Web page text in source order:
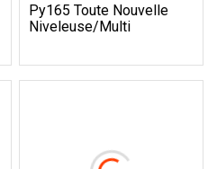
Py165 Toute Nouvelle
Niveleuse/multi